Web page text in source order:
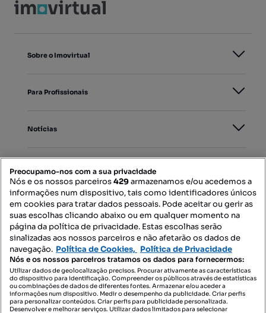
Sobre o Imovirtual
Para Profissionais
Notícias
Mapa do Site
Contacte-nos
SIGA-NOS:
Preocupamo-nos com a sua privacidade
Nós e os nossos parceiros429armazenamos e/ou acedemos a
informações num dispositivo, tais como identificadores únicos
em cookies para tratar dados pessoais. Pode aceitar ou gerir as
suas escolhas clicando abaixo ou em qualquer momento na
página da política de privacidade. Estas escolhas serão
sinalizadas aos nossos parceiros e não afetarão os dados de
navegação. Política de Cookies, Política de Privacidade
Nós e os nossos parceiros tratamos os dados para fornecermos:
Utilizar dados de geolocalização precisos. Procurar ativamente as características
do dispositivo para identificação. Compreender os públicos através de estatísticas
ou combinações de dados de diferentes fontes. Armazenar e/ou aceder a
informações num dispositivo. Medir o desempenho da publicidade. Criar perfis
para personalizar conteúdos. Criar perfis para publicidade personalizada.
Desenvolver e melhorar serviços. Utilizar dados limitados para selecionar